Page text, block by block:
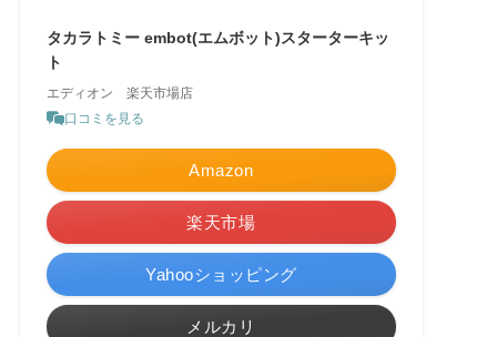
タカラトミー embot(エムボット)スターターキッ
ト
エディオン 楽天市場店
口コミを見る
Amazon
楽天市場
Yahooショッピング
メルカリ